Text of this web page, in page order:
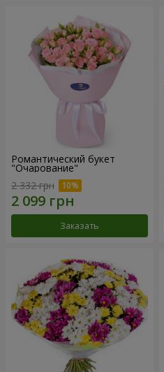
Романтический букет
"Очарование"
2 332 грн
Заказать